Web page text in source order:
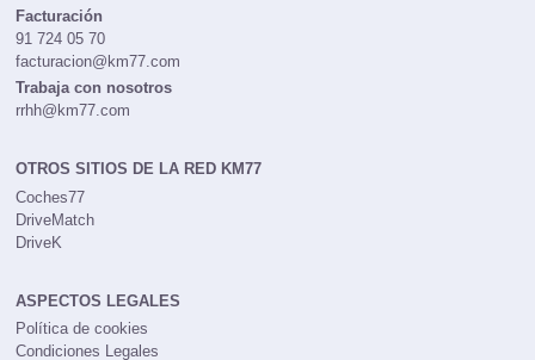
Facturación
91 724 05 70
facturacion@km77.com
Trabaja con nosotros
rrhh@km77.com
OTROS SITIOS DE LA RED KM77
Coches77
DriveMatch
DriveK
ASPECTOS LEGALES
Política de cookies
Condiciones Legales